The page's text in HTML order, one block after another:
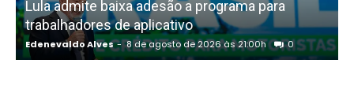
Lula admite baixa adesão a programa para
trabalhadores de aplicativo
Edenevaldo Alves - 8 de agosto de 2026 às 21:00h 0